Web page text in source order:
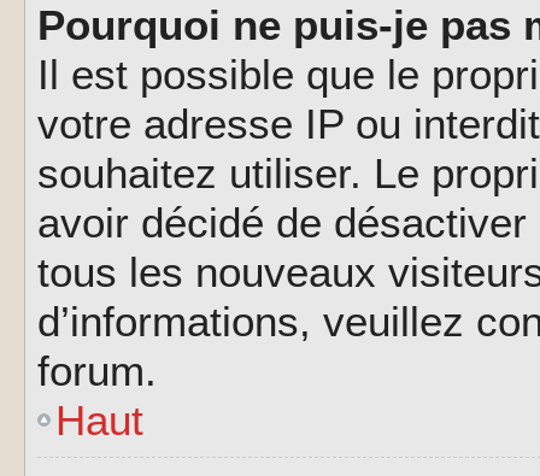
Pourquoi ne puis-je pas
Il est possible que le
votre adresse IP ou
souhaitez utiliser. Le
avoir décidé de
tous les nouveaux
d’informations, veuillez
forum.
Haut